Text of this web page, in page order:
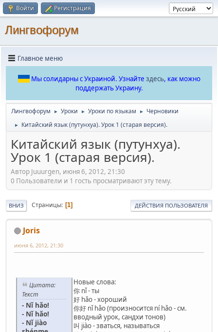
Войти Регистрация
Лингвофорум
Главное меню
Мы солидарны с Украиной. Узнайте здесь, как можно
поддержать Украину.
Лингвофорум ► Уроки ► Уроки по языкам ► Черновики
► Китайский язык (путунхуа). Урок 1 (старая версия).
Китайский язык (путунхуа).
Урок 1 (старая версия).
Автор Juuurgen, июня 6, 2012, 21:30
0 Пользователи и 1 гость просматривают эту тему.
ВНИЗ Страницы 1 ДЕЙСТВИЯ ПОЛЬЗОВАТЕЛЯ
Joris
июня 6, 2012, 21:30
Цитата:
Текст
- Nǐ hǎo!
- Nǐ hǎo!
- Nǐ jiào
Новые слова:
你 nǐ - ты
好 hǎo - хороший
你好 nǐ hǎo (произносится ní hǎo - см.
вводный урок, сандхи тонов)
叫 jiào - зваться, называться